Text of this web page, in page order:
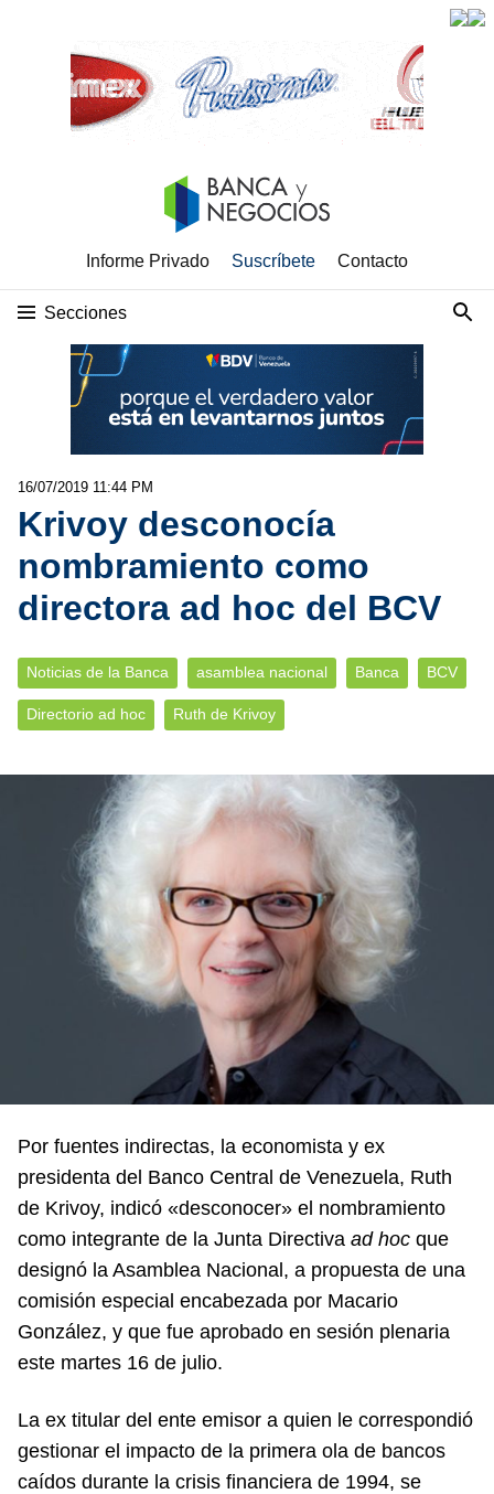
Informe Privado Suscríbete Contacto
Secciones
16/07/2019 11:44 PM
Krivoy desconocía
nombramiento como
directora ad hoc del BCV
Noticias de la Banca asamblea nacional Banca BCV
Directorio ad hoc Ruth de Krivoy
Por fuentes indirectas, la economista y ex
presidenta del Banco Central de Venezuela, Ruth
de Krivoy, indicó «desconocer» el nombramiento
como integrante de la Junta Directiva ad hoc que
designó la Asamblea Nacional, a propuesta de una
comisión especial encabezada por Macario
González, y que fue aprobado en sesión plenaria
este martes 16 de julio.
La ex titular del ente emisor a quien le correspondió
gestionar el impacto de la primera ola de bancos
caídos durante la crisis financiera de 1994, se